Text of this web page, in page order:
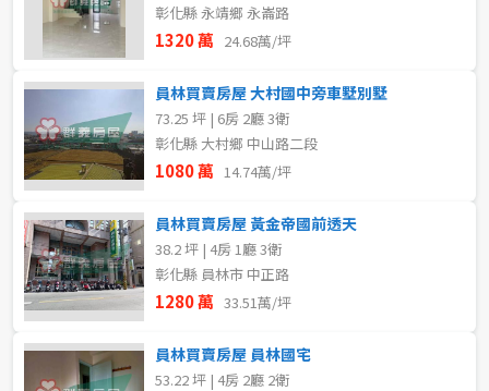
彰化縣 永靖鄉 永崙路
1320 萬 24.68萬/坪
員林買賣房屋 大村國中旁車墅別墅
73.25 坪 | 6房 2廳 3衛
彰化縣 大村鄉 中山路二段
1080 萬 14.74萬/坪
員林買賣房屋 黃金帝國前透天
38.2 坪 | 4房 1廳 3衛
彰化縣 員林市 中正路
1280 萬 33.51萬/坪
員林買賣房屋 員林國宅
53.22 坪 | 4房 2廳 2衛